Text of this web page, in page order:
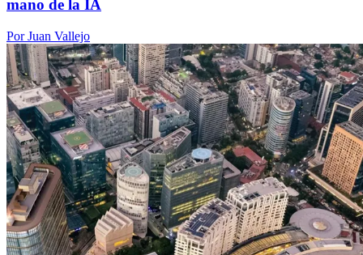
mano de la IA
Por Juan Vallejo